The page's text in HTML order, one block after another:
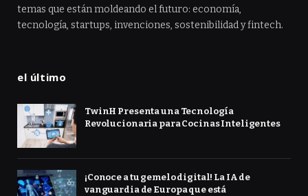
temas que están moldeando el futuro: economía,
tecnología, startups, invenciones, sostenibilidad y fintech.
el último
TwinH Presenta una Tecnología
Revolucionaria para Cocinas Inteligentes
¡Conoce a tu gemelo digital! La IA de
vanguardia de Europa que está